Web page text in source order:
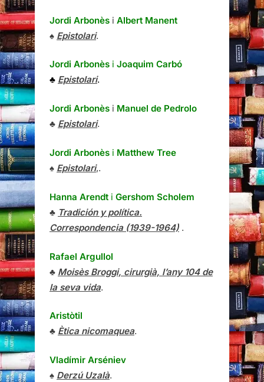
Jordi Arbonès i Albert Manent
♠ Epistolari.
Jordi Arbonès i Joaquim Carbó
♣ Epistolari.
Jordi Arbonès i Manuel de Pedrolo
♣ Epistolari.
Jordi Arbonès i Matthew Tree
♠ Epistolari,.
Hanna Arendt i Gershom Scholem
♣ Tradición y política.
Correspondencia (1939-1964) .
Rafael Argullol
♣ Moisès Broggi, cirurgià, l’any 104 de
la seva vida.
Aristòtil
♣ Ètica nicomaquea.
Vladímir Arséniev
♠ Derzú Uzalà.